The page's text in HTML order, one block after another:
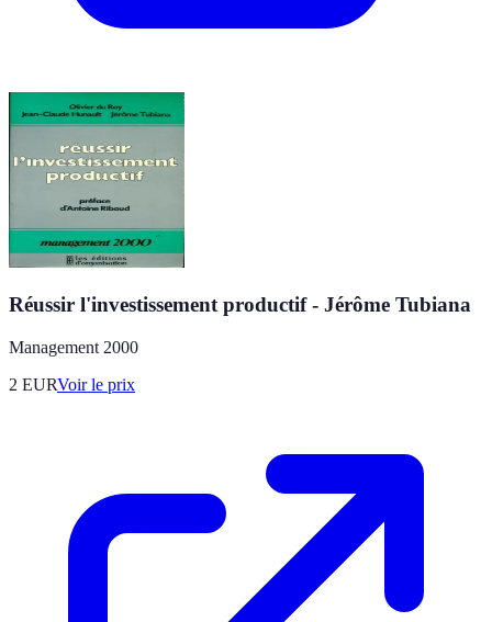
Réussir l'investissement productif - Jérôme Tubiana
Management 2000
2 EURVoir le prix